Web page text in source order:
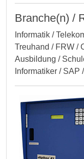
Branche(n) /
Informatik /
Treuhand / FRW /
Ausbildung /
Informatiker /